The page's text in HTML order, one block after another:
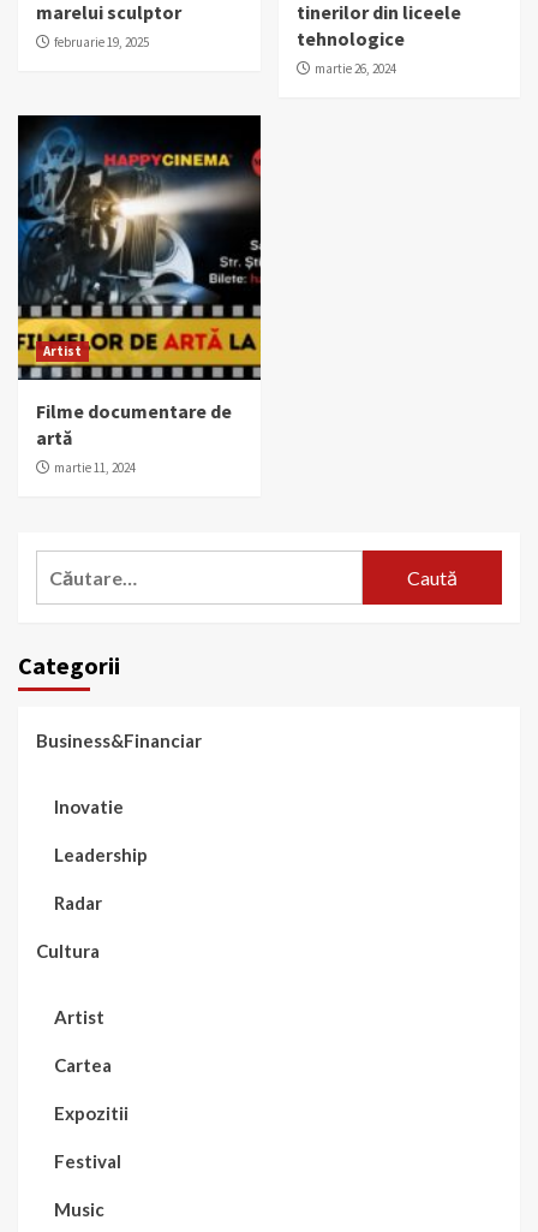
marelui sculptor
februarie 19, 2025
tinerilor din liceele
tehnologice
martie 26, 2024
Artist
Filme documentare de
artă
martie 11, 2024
Categorii
Business&Financiar
Inovatie
Leadership
Radar
Cultura
Artist
Cartea
Expozitii
Festival
Music